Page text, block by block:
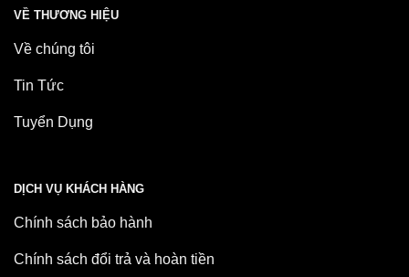
VỀ THƯƠNG HIỆU
Về chúng tôi
Tin Tức
Tuyển Dụng
DỊCH VỤ KHÁCH HÀNG
Chính sách bảo hành
Chính sách đổi trả và hoàn tiền